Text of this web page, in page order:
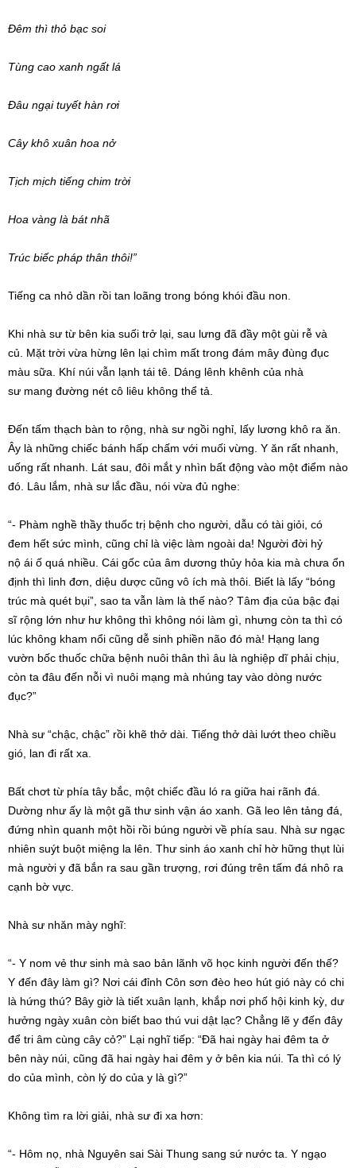
Đêm thì thỏ bạc soi
Tùng cao xanh ngất lá
Đâu ngại tuyết hàn rơi
Cây khô xuân hoa nở
Tịch mịch tiếng chim trời
Hoa vàng là bát nhã
Trúc biếc pháp thân thôi!”
Tiếng ca nhỏ dần rồi tan loãng trong bóng khói đầu non.
Khi nhà sư từ bên kia suối trở lại, sau lưng đã đầy một gùi rễ và
củ. Mặt trời vừa hừng lên lại chìm mất trong đám mây đùng đục
màu sữa. Khí núi vẫn lạnh tái tê. Dáng lênh khênh của nhà
sư mang đường nét cô liêu không thể tả.
Đến tấm thạch bàn to rộng, nhà sư ngồi nghỉ, lấy lương khô ra ăn.
Ây là những chiếc bánh hấp chấm với muối vừng. Y ăn rất nhanh,
uống rất nhanh. Lát sau, đôi mắt y nhìn bất động vào một điểm nào
đó. Lâu lắm, nhà sư lắc đầu, nói vừa đủ nghe:
“- Phàm nghề thầy thuốc trị bệnh cho người, dẫu có tài giỏi, có
đem hết sức mình, cũng chỉ là việc làm ngoài da! Người đời hỷ
nộ ái ố quá nhiều. Cái gốc của âm dương thủy hỏa kia mà chưa ổn
định thì linh đơn, diệu dược cũng vô ích mà thôi. Biết là lấy “bóng
trúc mà quét bụi”, sao ta vẫn làm là thế nào? Tâm địa của bậc đại
sĩrộng lớn như hư không thì không nói làm gì, nhưng còn ta thì có
lúc không kham nổi cũng dễ sinh phiền não đó mà! Hạng lang
vườn bốc thuốc chữa bệnh nuôi thân thì âu là nghiệp dĩ phải chịu,
còn ta đâu đến nỗi vì nuôi mạng mà nhúng tay vào dòng nước
đục?”
Nhà sư “chậc, chậc” rồi khẽ thở dài. Tiếng thở dài lướt theo chiều
gió, lan đi rất xa.
Bất chơt từ phía tây bắc, một chiếc đầu ló ra giữa hai rãnh đá.
Dường như ấy là một gã thư sinh vận áo xanh. Gã leo lên tảng đá,
đứng nhìn quanh một hồi rồi búng người về phía sau. Nhà sư ngạc
nhiên suýt buột miệng la lên. Thư sinh áo xanh chỉ hờ hững thụt lùi
mà người y đã bắn ra sau gần trượng, rơi đúng trên tấm đá nhô ra
cạnh bờ vực.
Nhà sư nhăn mày nghĩ:
“- Y nom vẻ thư sinh mà sao bản lãnh võ học kinh người đến thế?
Y đến đây làm gì? Nơi cái đỉnh Côn sơn đèo heo hút gió này có chi
là hứng thú? Bây giờ là tiết xuân lạnh, khắp nơi phố hội kinh kỳ, dư
hưởng ngày xuân còn biết bao thú vui dật lạc? Chẳng lẽ y đến đây
để tri âm cùng cây cỏ?” Lại nghĩ tiếp: “Đã hai ngày hai đêm ta ở
bên này núi, cũng đã hai ngày hai đêm y ở bên kia núi. Ta thì có lý
do của mình, còn lý do của y là gì?”
Không tìm ra lời giải, nhà sư đi xa hơn:
“- Hôm nọ, nhà Nguyên sai Sài Thung sang sứ nước ta. Y ngạo